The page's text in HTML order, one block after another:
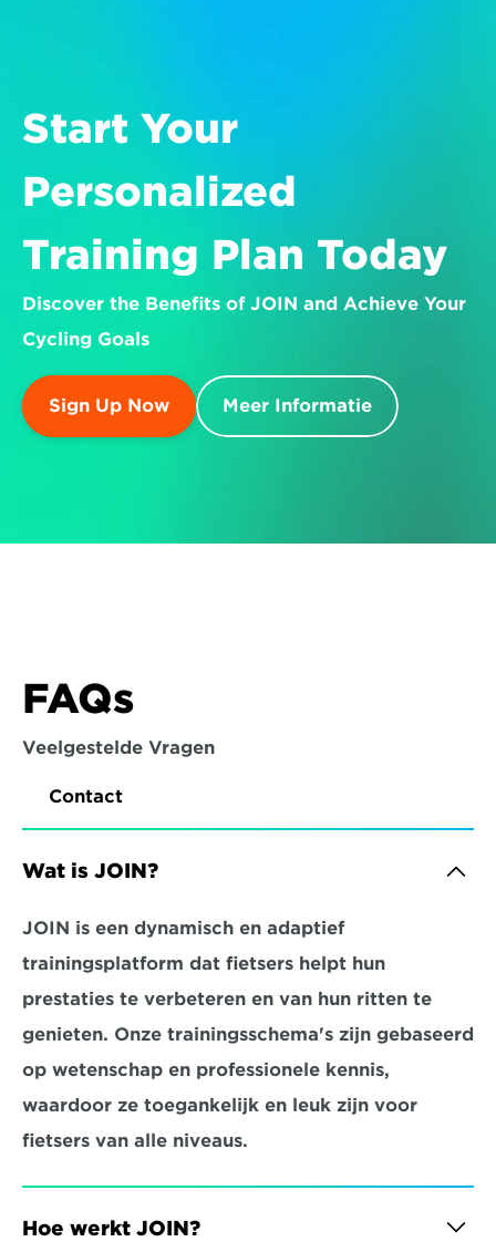
Start Your
Personalized
Training Plan Today
Discover the Benefits of JOIN and Achieve Your
Cycling Goals
Sign Up Now Meer Informatie
FAQs
Veelgestelde Vragen
Contact
Wat is JOIN?
JOIN is een dynamisch en adaptief
trainingsplatform dat fietsers helpt hun
prestaties te verbeteren en van hun ritten te
genieten. Onze trainingsschema's zijn gebaseerd
op wetenschap en professionele kennis,
waardoor ze toegankelijk en leuk zijn voor
fietsers van alle niveaus.
Hoe werkt JOIN?